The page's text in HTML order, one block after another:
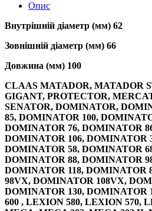
Опис
Внутрішній діаметр (мм) 62
Зовнішній діаметр (мм) 66
Довжина (мм) 100
CLAAS MATADOR, MATADOR
GIGANT, PROTECTOR,
SENATOR, DOMINATOR,
85, DOMINATOR 100,
DOMINATOR 76, DOMINATOR
DOMINATOR 106, DOMINATOR
DOMINATOR 58, DOMINATOR
DOMINATOR 88, DOMINATOR
DOMINATOR 118, DOMINATOR
98VX, DOMINATOR 108VX,
DOMINATOR 130, DOMINATOR
600 , LEXION 580, LEXION 570,